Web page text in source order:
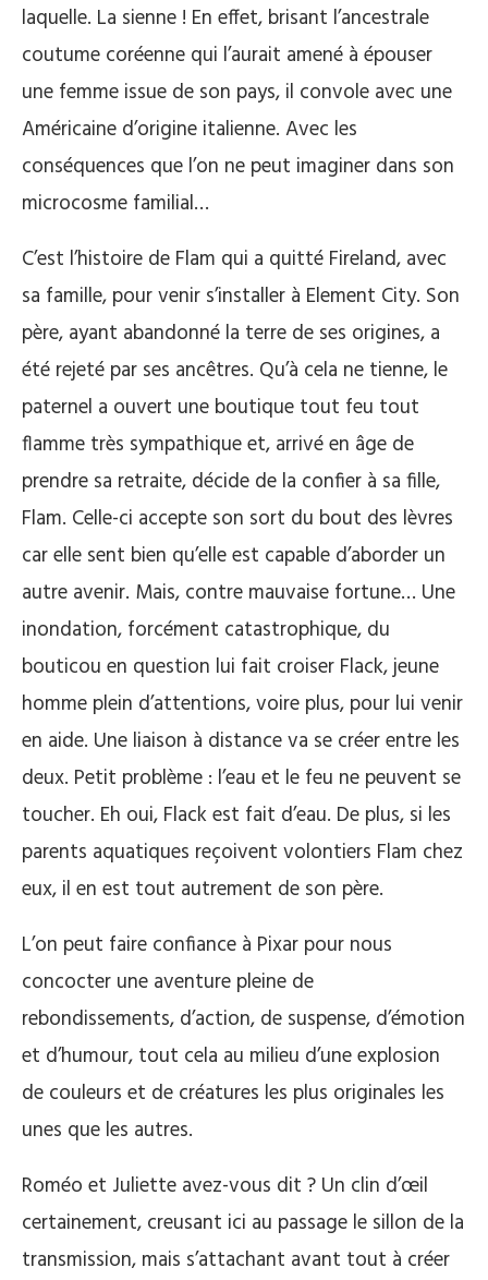
laquelle. La sienne ! En effet, brisant l’ancestrale
coutume coréenne qui l’aurait amené à épouser
une femme issue de son pays, il convole avec une
Américaine d’origine italienne. Avec les
conséquences que l’on ne peut imaginer dans son
microcosme familial…
C’est l’histoire de Flam qui a quitté Fireland, avec
sa famille, pour venir s’installer à Element City. Son
père, ayant abandonné la terre de ses origines, a
été rejeté par ses ancêtres. Qu’à cela ne tienne, le
paternel a ouvert une boutique tout feu tout
flamme très sympathique et, arrivé en âge de
prendre sa retraite, décide de la confier à sa fille,
Flam. Celle-ci accepte son sort du bout des lèvres
car elle sent bien qu’elle est capable d’aborder un
autre avenir. Mais, contre mauvaise fortune… Une
inondation, forcément catastrophique, du
bouticou en question lui fait croiser Flack, jeune
homme plein d’attentions, voire plus, pour lui venir
en aide. Une liaison à distance va se créer entre les
deux. Petit problème : l’eau et le feu ne peuvent se
toucher. Eh oui, Flack est fait d’eau. De plus, si les
parents aquatiques reçoivent volontiers Flam chez
eux, il en est tout autrement de son père.
L’on peut faire confiance à Pixar pour nous
concocter une aventure pleine de
rebondissements, d’action, de suspense, d’émotion
et d’humour, tout cela au milieu d’une explosion
de couleurs et de créatures les plus originales les
unes que les autres.
Roméo et Juliette avez-vous dit ? Un clin d’œil
certainement, creusant ici au passage le sillon de la
transmission, mais s’attachant avant tout à créer